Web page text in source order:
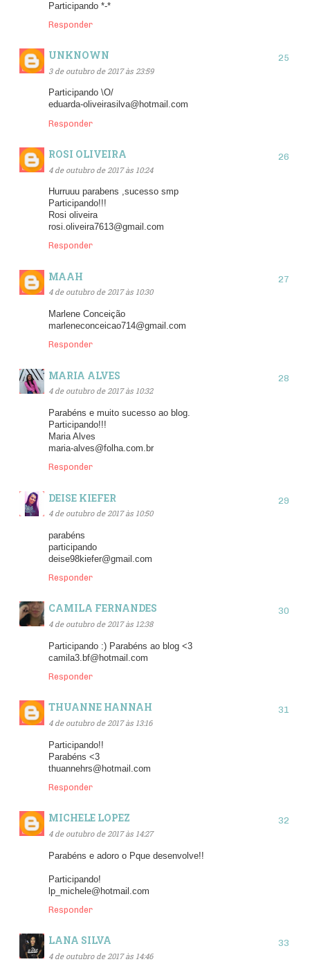
Participando *-*
Responder
UNKNOWN
3 de outubro de 2017 às 23:59
Participando \O/
eduarda-oliveirasilva@hotmail.com
Responder
ROSI OLIVEIRA
4 de outubro de 2017 às 10:24
Hurruuu parabens ,sucesso smp
Participando!!!
Rosi oliveira
rosi.oliveira7613@gmail.com
Responder
MAAH
4 de outubro de 2017 às 10:30
Marlene Conceição
marleneconceicao714@gmail.com
Responder
MARIA ALVES
4 de outubro de 2017 às 10:32
Parabéns e muito sucesso ao blog.
Participando!!!
Maria Alves
maria-alves@folha.com.br
Responder
DEISE KIEFER
4 de outubro de 2017 às 10:50
parabéns
participando
deise98kiefer@gmail.com
Responder
CAMILA FERNANDES
4 de outubro de 2017 às 12:38
Participando :) Parabéns ao blog <3
camila3.bf@hotmail.com
Responder
THUANNE HANNAH
4 de outubro de 2017 às 13:16
Participando!!
Parabéns <3
thuannehrs@hotmail.com
Responder
MICHELE LOPEZ
4 de outubro de 2017 às 14:27
Parabéns e adoro o Pque desenvolve!!
Participando!
lp_michele@hotmail.com
Responder
LANA SILVA
4 de outubro de 2017 às 14:46